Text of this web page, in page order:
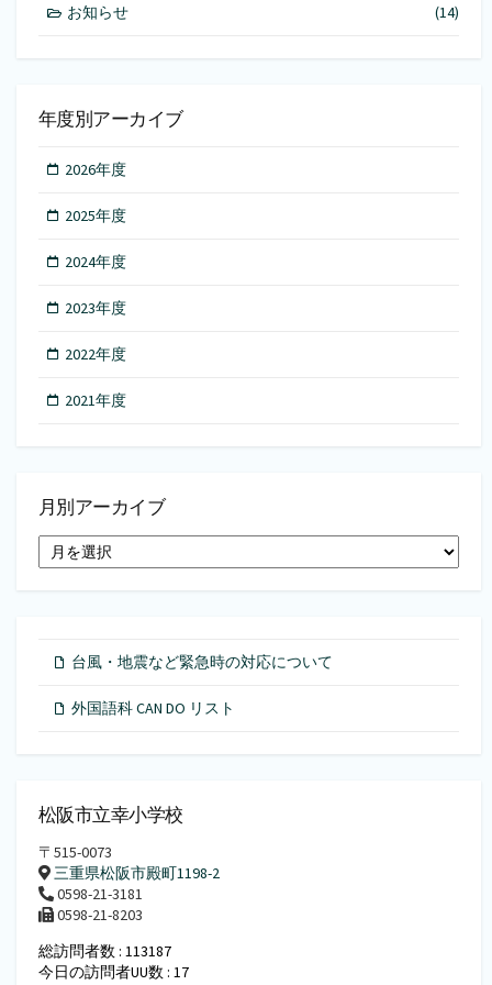
お知らせ (14)
年度別アーカイブ
2026年度
2025年度
2024年度
2023年度
2022年度
2021年度
月別アーカイブ
別
台風・地震など緊急時の対応について
外国語科 CAN DO リスト
松阪市立幸小学校
〒515-0073
三重県松阪市殿町1198-2
0598-21-3181
0598-21-8203
総訪問者数 : 113187
今日の訪問者UU数 : 17